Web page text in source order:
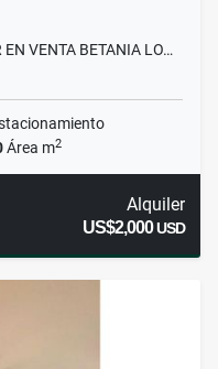
VENTA BETANIA LO…
Área m2
Alquiler
US$2,000USD